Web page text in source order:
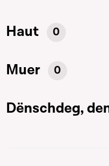
Haut 0
Muer 0
Dënschdeg,